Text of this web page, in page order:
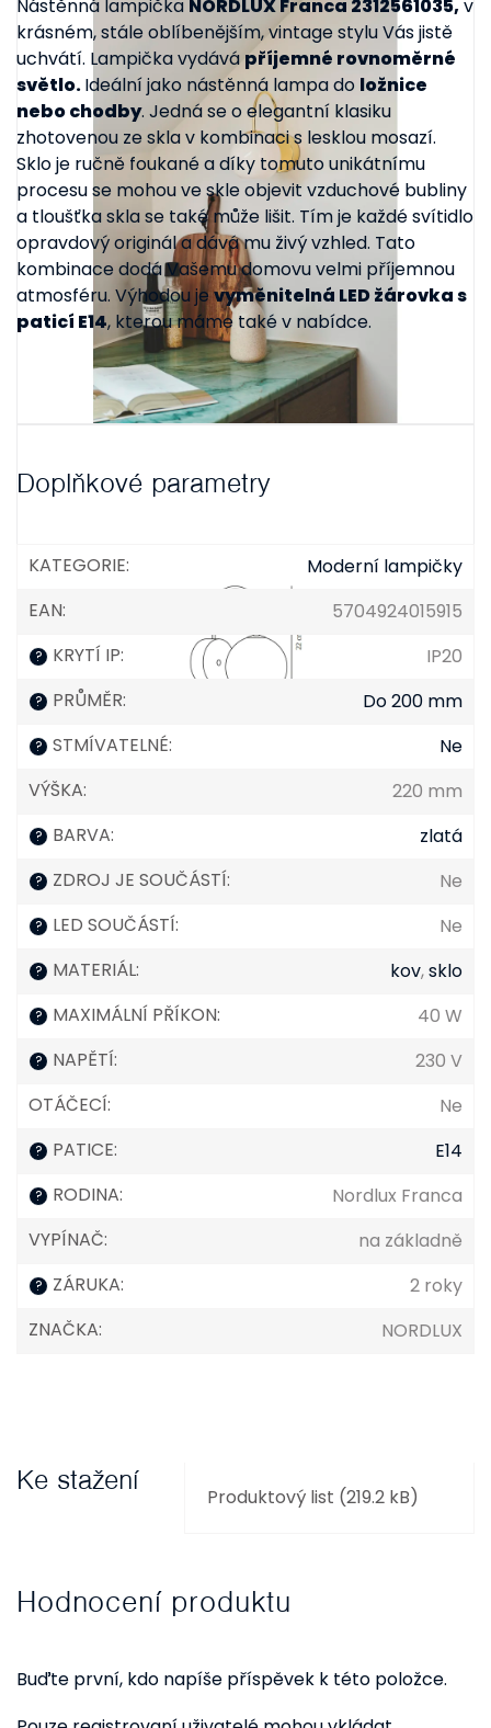
Nástěnná lampička NORDLUX Franca 2312561035,v
krásném, stále oblíbenějším, vintage stylu Vás jistě
uchvátí. Lampička vydává příjemné rovnoměrné
světlo.Ideální jako nástěnná lampa do ložnice
nebo chodby. Jedná se o elegantní klasiku
zhotovenou ze skla v kombinaci s lesklou mosazí.
Sklo je ručně foukané a díky tomuto unikátnímu
procesu se mohou ve skle objevit vzduchové bubliny
a tloušťka skla se také může lišit. Tím je každé svítidlo
opravdový originál a dává mu živý vzhled. Tato
kombinace dodá Vašemu domovu velmi příjemnou
atmosféru. Výhodou jevyměnitelná LED žárovka s
paticí E14, kterou máme také v nabídce.
Doplňkové parametry
KATEGORIE:
Moderní lampičky
EAN: 5704924015915
? KRYTÍ IP: IP20
? PRŮMĚR: Do 200 mm
? STMÍVATELNÉ:
Ne
VÝŠKA: 220 mm
? BARVA: zlatá
? ZDROJ JE SOUČÁSTÍ: Ne
? LED SOUČÁSTÍ: Ne
? MATERIÁL: kov,sklo
? MAXIMÁLNÍ PŘÍKON: 40 W
? NAPĚTÍ:
230 V
OTÁČECÍ: Ne
? PATICE: E14
? RODINA:
Nordlux Franca
VYPÍNAČ: na základně
? ZÁRUKA:
2 roky
ZNAČKA: NORDLUX
Ke stažení
Produktový list (219.2 kB)
Hodnocení produktu
Buďte první, kdo napíše příspěvek k této položce.